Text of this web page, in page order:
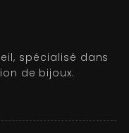
spécialisé dans
de bijoux.